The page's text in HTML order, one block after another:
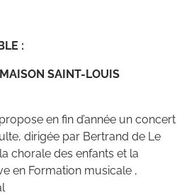
:
SAINT-LOUIS
en fin d’année un concert
dirigée par Bertrand de Le
chorale des enfants et la
en Formation musicale ,